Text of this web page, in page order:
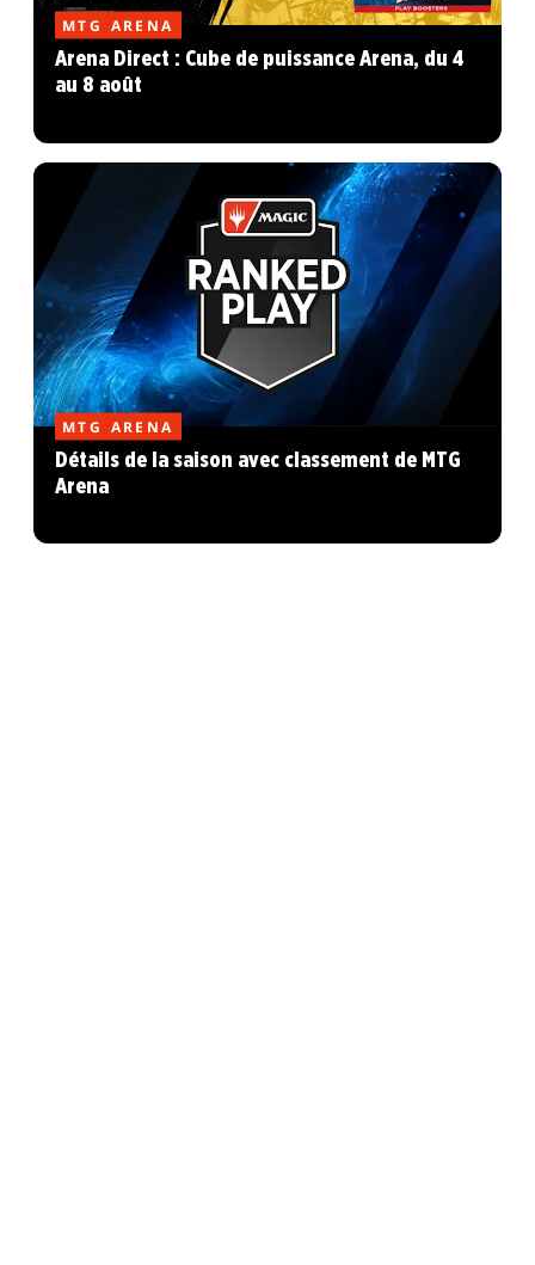
MTG ARENA
Arena Direct : Cube de puissance Arena, du 4
au 8 août
MTG ARENA
Détails de la saison avec classement de MTG
Arena